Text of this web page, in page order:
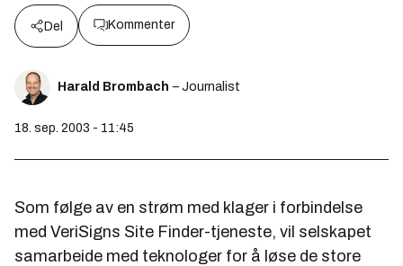
Del Kommenter
Harald Brombach – Journalist
18. sep. 2003 - 11:45
Som følge av en strøm med klager i forbindelse
med VeriSigns Site Finder-tjeneste, vil selskapet
samarbeide med teknologer for å løse de store